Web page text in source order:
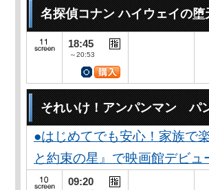
名探偵コナン ハイウェイの堕
18:45
～20:53
それいけ！アンパンマン パ
●はじめてでも安心！家族で
と約束の星』で映画館デビュ
09:20